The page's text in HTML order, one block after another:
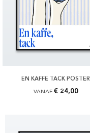
EN KAFFE TACK POSTER
VANAF € 24,00